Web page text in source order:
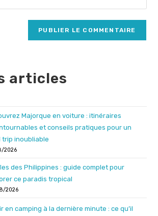
articles
Majorque en voiture : itinéraires
et conseils pratiques pour un
trip inoubliable
2026
des Philippines : guide complet pour
ce paradis tropical
2026
en camping à la dernière minute : ce qu’il